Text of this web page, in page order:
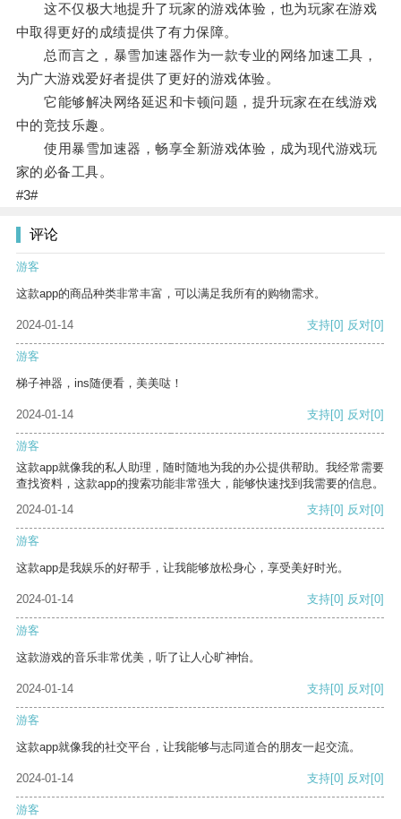
这不仅极大地提升了玩家的游戏体验，也为玩家在游戏
中取得更好的成绩提供了有力保障。
总而言之，暴雪加速器作为一款专业的网络加速工具，
为广大游戏爱好者提供了更好的游戏体验。
它能够解决网络延迟和卡顿问题，提升玩家在在线游戏
中的竞技乐趣。
使用暴雪加速器，畅享全新游戏体验，成为现代游戏玩
家的必备工具。
#3#
评论
游客
这款app的商品种类非常丰富，可以满足我所有的购物需求。
2024-01-14 支持[0] 反对[0]
游客
梯子神器，ins随便看，美美哒！
2024-01-14 支持[0] 反对[0]
游客
这款app就像我的私人助理，随时随地为我的办公提供帮助。我经常需要
查找资料，这款app的搜索功能非常强大，能够快速找到我需要的信息。
2024-01-14
支持[0] 反对[0]
游客
这款app是我娱乐的好帮手，让我能够放松身心，享受美好时光。
2024-01-14 支持[0] 反对[0]
游客
这款游戏的音乐非常优美，听了让人心旷神怡。
2024-01-14 支持[0] 反对[0]
游客
这款app就像我的社交平台，让我能够与志同道合的朋友一起交流。
2024-01-14 支持[0] 反对[0]
游客